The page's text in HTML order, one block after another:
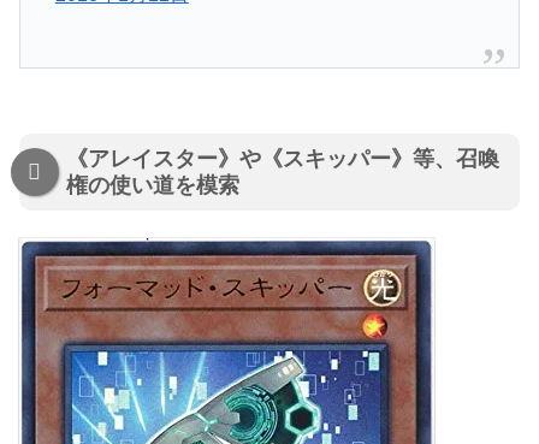
《アレイスター》や《スキッパー》等、召喚
権の使い道を模索